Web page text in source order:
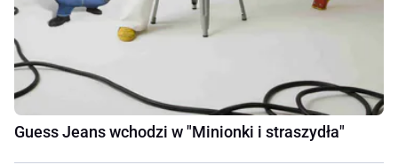
Guess Jeans wchodzi w "Minionki i straszydła"